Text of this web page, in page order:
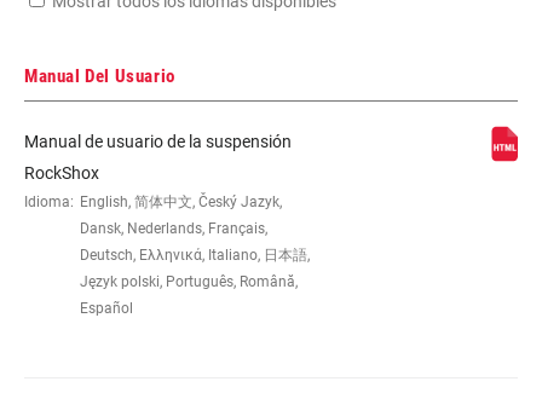
WEIGHT (G)
Manual Del Usuario
Manual de usuario de la suspensión
RockShox
Idioma: English, 简体中文, Český Jazyk,
Dansk, Nederlands, Français,
Deutsch, Ελληνικά, Italiano, 日本語,
Język polski, Português, Română,
Español